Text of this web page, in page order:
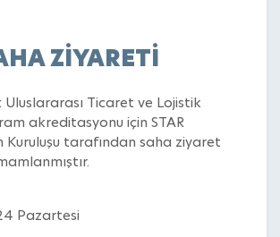
ZİYARETİ
Uluslararası Ticaret ve Lojistik
akreditasyonu için STAR
tarafından saha ziyaret
Pazartesi